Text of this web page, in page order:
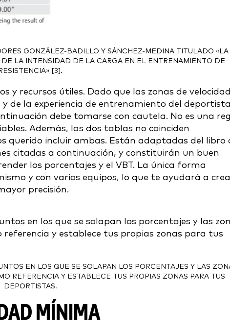
GONZÁLEZ-BADILLO Y SÁNCHEZ-MEDINA TITULADO «LA
LA INTENSIDAD DE LA CARGA EN EL ENTRENAMIENTO DE
RESISTENCIA» [3].
y recursos útiles. Dado que las zonas de
de la experiencia de entrenamiento del
debe tomarse con cautela. No es una
Además, las dos tablas no coinciden
querido incluir ambas. Están adaptadas del libro
citadas a continuación, y constituirán un buen
los porcentajes y el VBT. La única forma
y con varios equipos, lo que te ayudará a
precisión.
EN LOS QUE SE SOLAPAN LOS PORCENTAJES Y LAS
REFERENCIA Y ESTABLECE TUS PROPIAS ZONAS PARA TUS
DEPORTISTAS.
MÍNIMA